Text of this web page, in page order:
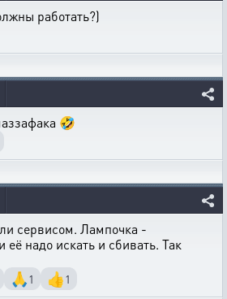
работать?)
🤣
сервисом. Лампочка -
её надо искать и сбивать. Так
🙏1 👍1